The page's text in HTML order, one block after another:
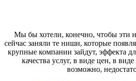
Мы бы хотели, конечно, чтобы эти
сейчас заняли те ниши, которые
крупные компании зайдут, эффекта
качества услуг, в виде цен, в
возможно,